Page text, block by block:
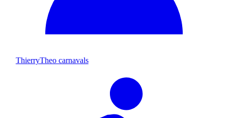
ThierryTheo carnavals